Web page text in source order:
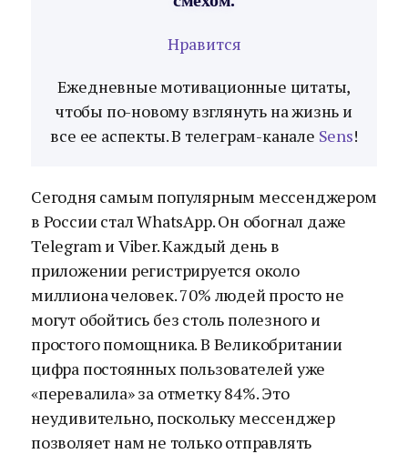
Нравится
Ежедневные мотивационные цитаты,
чтобы по-новому взглянуть на жизнь и
все ее аспекты. В телеграм-канале Sens!
Сегодня самым популярным мессенджером
в России стал WhatsApp. Он обогнал даже
Telegram и Viber. Каждый день в
приложении регистрируется около
миллиона человек. 70% людей просто не
могут обойтись без столь полезного и
простого помощника. В Великобритании
цифра постоянных пользователей уже
«перевалила» за отметку 84%. Это
неудивительно, поскольку мессенджер
позволяет нам не только отправлять